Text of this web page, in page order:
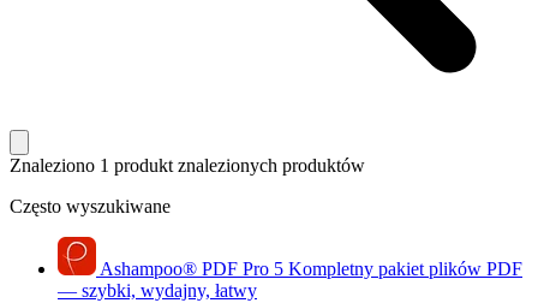
Znaleziono 1 produkt znalezionych produktów
Często wyszukiwane
Ashampoo® PDF Pro 5 Kompletny pakiet plików PDF
— szybki, wydajny, łatwy